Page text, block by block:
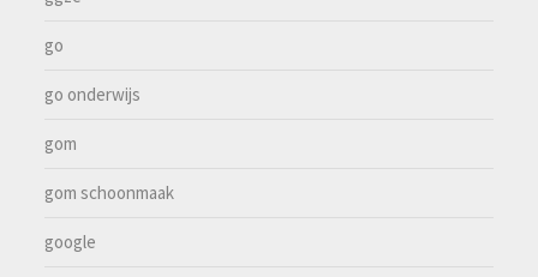
go
go onderwijs
gom
gom schoonmaak
google